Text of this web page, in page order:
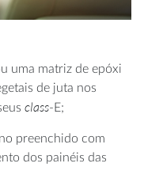
uma matriz de epóxi
de juta nos
class-E;
preenchido com
dos painéis das